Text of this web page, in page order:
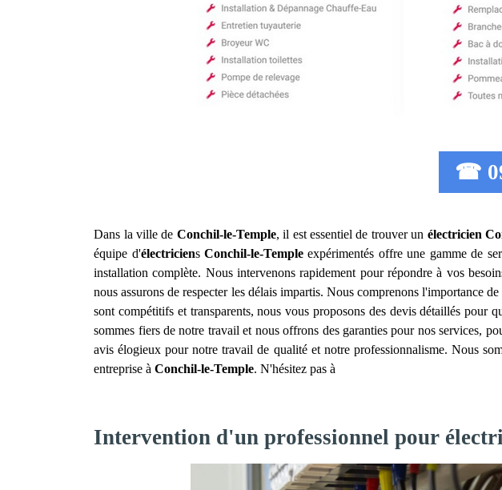
☎
Dans la ville de Conchil-le-Temple, il est essentiel de trouver un électricien
équipe d'électriciens Conchil-le-Temple expérimentés offre une gamme de
installation complète. Nous intervenons rapidement pour répondre à vos
nous assurons de respecter les délais impartis. Nous comprenons l'importance
sont compétitifs et transparents, nous vous proposons des devis détaillés
sommes fiers de notre travail et nous offrons des garanties pour nos services,
avis élogieux pour notre travail de qualité et notre professionnalisme. Nous
entreprise àConchil-le-Temple. N'hésitez pas à
Intervention d'un professionnel pour